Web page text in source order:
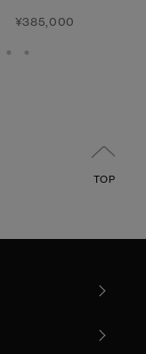
¥385,000
TOP